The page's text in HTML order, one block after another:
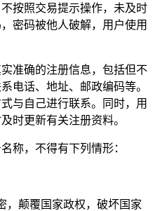
按照交易提示操作，未及时
密码被他人破解，用户使用
准确的注册信息，包括但不
电话、地址、邮政编码等。
与自己进行联系。同时，用
时更新有关注册资料。
称，不得有下列情形：
，颠覆国家政权，破坏国家